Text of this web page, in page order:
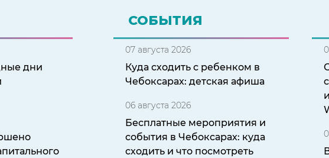
дни
СОБЫТИЯ
07 августа 2026
Куда сходить с ребенком в
Чебоксарах: детская афиша
06 августа 2026
Бесплатные мероприятия и
события в Чебоксарах: куда
сходить и что посмотреть